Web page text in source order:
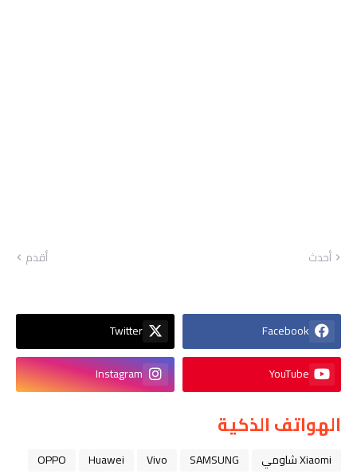
أحدث أقدم
Facebook
Twitter
YouTube
Instagram
الهواتف الذكية
Xiaomi شاومي SAMSUNG
Vivo
Huawei
OPPO